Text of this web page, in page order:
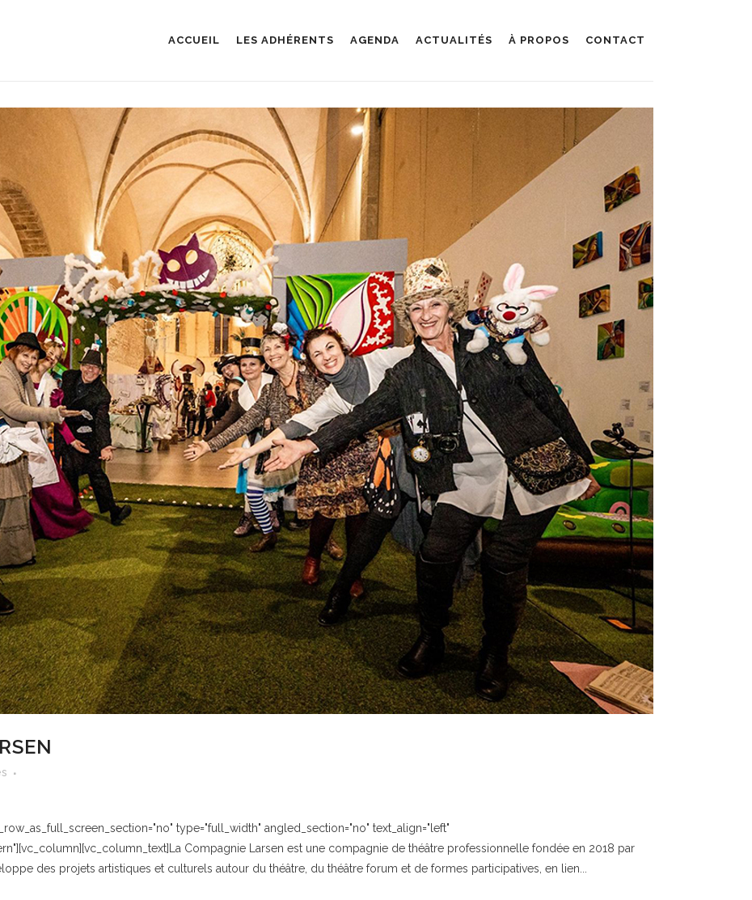
ACCUEIL LES ADHÉRENTS AGENDA ACTUALITÉS À PROPOS CONTACT
type="full_width" angled_section="no" text_align="left"
Compagnie Larsen est une compagnie de théâtre professionnelle fondée en 2018 par
des projets artistiques et culturels autour du théâtre, du théâtre forum et de formes participatives, en lien...